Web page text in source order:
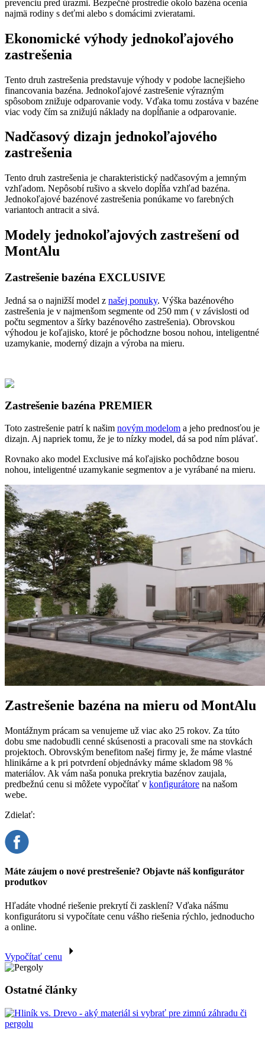
prevenciu pred úrazmi. Bezpečné prostredie okolo bazéna ocenia
najmä rodiny s deťmi alebo s domácimi zvieratami.
Ekonomické výhody jednokoľajového
zastrešenia
Tento druh zastrešenia predstavuje výhody v podobe lacnejšieho
financovania bazéna. Jednokoľajové zastrešenie výrazným
spôsobom znižuje odparovanie vody. Vďaka tomu zostáva v bazéne
viac vody čím sa znižujú náklady na dopĺňanie a odparovanie.
Nadčasový dizajn jednokoľajového
zastrešenia
Tento druh zastrešenia je charakteristický nadčasovým a jemným
vzhľadom. Nepôsobí rušivo a skvelo dopĺňa vzhľad bazéna.
Jednokoľajové bazénové zastrešenia ponúkame vo farebných
variantoch antracit a sivá.
Modely jednokoľajových zastrešení od
MontAlu
Zastrešenie bazéna EXCLUSIVE
Jedná sa o najnižší model z našej ponuky. Výška bazénového
zastrešenia je v najmenšom segmente od 250 mm ( v závislosti od
počtu segmentov a šírky bazénového zastrešenia). Obrovskou
výhodou je koľajisko, ktoré je pôchodzne bosou nohou, inteligentné
uzamykanie, moderný dizajn a výroba na mieru.
Zastrešenie bazéna PREMIER
Toto zastrešenie patrí k našim novým modelom a jeho prednosťou je
dizajn. Aj napriek tomu, že je to nízky model, dá sa pod ním plávať.
Rovnako ako model Exclusive má koľajisko pochôdzne bosou
nohou, inteligentné uzamykanie segmentov a je vyrábané na mieru.
Zastrešenie bazéna na mieru od MontAlu
Montážnym prácam sa venujeme už viac ako 25 rokov. Za túto
dobu sme nadobudli cenné skúsenosti a pracovali sme na stovkách
projektoch. Obrovským benefitom našej firmy je, že máme vlastné
hlinikárne a k pri potvrdení objednávky máme skladom 98 %
materiálov. Ak vám naša ponuka prekrytia bazénov zaujala,
predbežnú cenu si môžete vypočítať v konfigurátore na našom
webe.
Zdielať:
Máte záujem o nové prestrešenie? Objavte náš konfigurátor
produtkov
Hľadáte vhodné riešenie prekrytí či zasklení? Vďaka nášmu
konfigurátoru si vypočítate cenu vášho riešenia rýchlo, jednoducho
a online.
Vypočítať cenu
Ostatné články